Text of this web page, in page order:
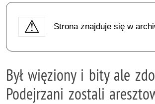
Strona znajduje się w
Był więziony i bity ale
Podejrzani zostali